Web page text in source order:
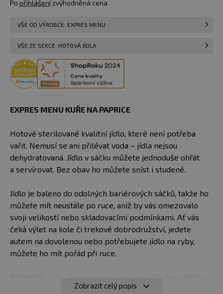
Po přihlášenízvýhodněná cena
VŠE OD VÝROBCE: EXPRES MENU
VŠE ZE SEKCE: HOTOVÁ JÍDLA
EXPRES MENU KUŘE NA PAPRICE
Hotové sterilované kvalitní jídlo, které není potřeba
vařit. Nemusí se ani přilévat voda – jídla nejsou
dehydratovaná. Jídlo v sáčku můžete jednoduše ohřát
a servírovat. Bez obav ho můžete sníst i studené.
Jídlo je baleno do odolných bariérových sáčků, takže ho
můžete mít neustále po ruce, aniž by vás omezovalo
svoji velikostí nebo skladovacími podmínkami. Ať vás
čeká výlet na kole či trekové dobrodružství, jedete
autem na dovolenou nebo potřebujete jídlo na ryby,
můžete ho mít pořád při ruce.
přitoj ne bez chemie? Článek jezde
Zobrazit celý popis